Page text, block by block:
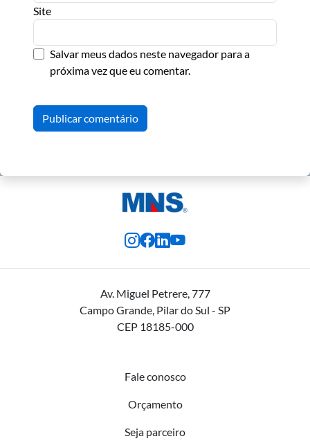
Site
Salvar meus dados neste navegador para a
próxima vez que eu comentar.
Av. Miguel Petrere, 777
Campo Grande, Pilar do Sul - SP
CEP 18185-000
Fale conosco
Orçamento
Seja parceiro